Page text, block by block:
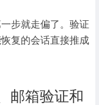
步就走偏了。验证
复的会话直接推成
邮箱验证和